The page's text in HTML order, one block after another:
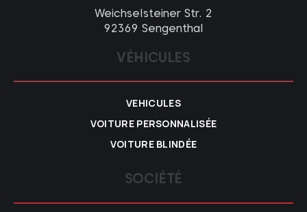
Weichselsteiner Str. 2
92369 Sengenthal
VÉHICULES
VEHICULES
VOITURE PERSONNALISÉE
VOITURE BLINDÉE
SOCIÉTÉ